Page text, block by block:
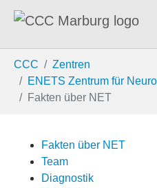
CCC
Zentren
ENETS Zentrum für
Fakten über NET
Fakten über NET
Team
Diagnostik